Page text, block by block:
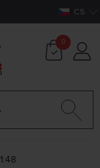
CS
0
1:48